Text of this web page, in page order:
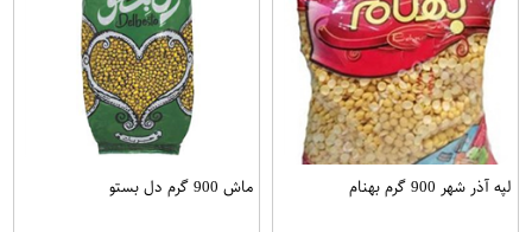
لپه آذر شهر 900 گرم بهنام ماش 900 گرم دل بستو